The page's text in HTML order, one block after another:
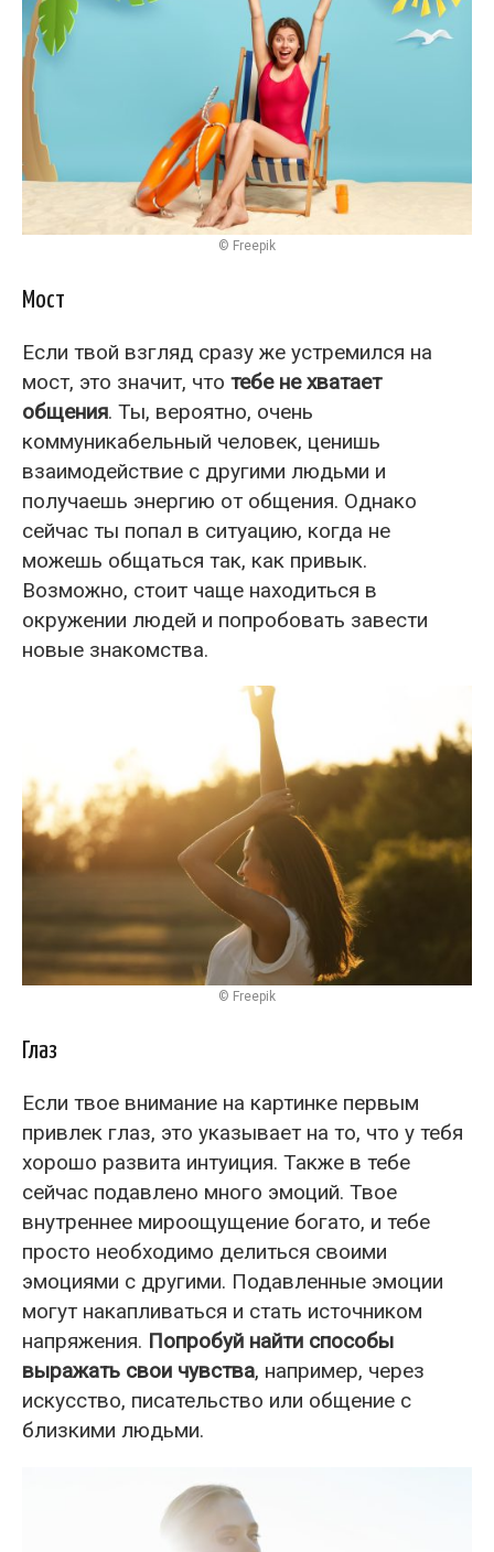
© Freepik
Мост
Если твой взгляд сразу же устремился на
мост, это значит, что тебе не хватает
общения. Ты, вероятно, очень
коммуникабельный человек, ценишь
взаимодействие с другими людьми и
получаешь энергию от общения. Однако
сейчас ты попал в ситуацию, когда не
можешь общаться так, как привык.
Возможно, стоит чаще находиться в
окружении людей и попробовать завести
новые знакомства.
© Freepik
Глаз
Если твое внимание на картинке первым
привлек глаз, это указывает на то, что у тебя
хорошо развита интуиция. Также в тебе
сейчас подавлено много эмоций. Твое
внутреннее мироощущение богато, и тебе
просто необходимо делиться своими
эмоциями с другими. Подавленные эмоции
могут накапливаться и стать источником
напряжения. Попробуй найти способы
выражать свои чувства, например, через
искусство, писательство или общение с
близкими людьми.